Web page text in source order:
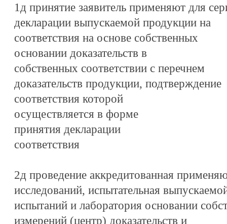
1д принятие заявитель применяют для
декларации выпускаемой продукции на
соответствия на основе собственных
основании доказательств в
собственных соответствии с перечнем
доказательств продукции, подтверждение
соответствия которой
осуществляется в форме
принятия декларации
соответствия
2д проведение аккредитованная
исследований, испытательная
испытаний и лаборатория основании
измерений (центр) доказательств и